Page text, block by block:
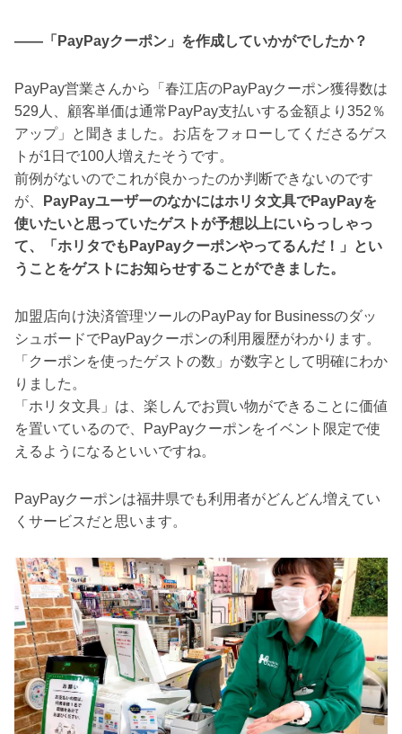
――「PayPayクーポン」を作成していかがでしたか？
PayPay営業さんから「春江店のPayPayクーポン獲得数は
529人、顧客単価は通常PayPay支払いする金額より352％
アップ」と聞きました。お店をフォローしてくださるゲス
トが1日で100人増えたそうです。
前例がないのでこれが良かったのか判断できないのです
が、
PayPayユーザーのなかにはホリタ文具でPayPayを
使いたいと思っていたゲストが予想以上にいらっしゃっ
て、「ホリタでもPayPayクーポンやってるんだ！」とい
うことをゲストにお知らせすることができました。
加盟店向け決済管理ツールのPayPay for Businessのダッ
シュボードでPayPayクーポンの利用履歴がわかります。
「クーポンを使ったゲストの数」が数字として明確にわか
りました。
「ホリタ文具」は、楽しんでお買い物ができることに価値
を置いているので、PayPayクーポンをイベント限定で使
えるようになるといいですね。
PayPayクーポンは福井県でも利用者がどんどん増えてい
くサービスだと思います。